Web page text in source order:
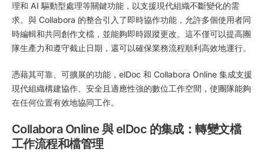
理和 AI 驅動型處理等關鍵功能，以支援現代組織不斷變化的需
求。與 Collabora 的整合引入了即時協作功能，允許多個使用者同
時編輯和共同創作文檔，並能夠即時跟蹤更改。這不僅可以提高團
隊生產力和遵守截止日期，還可以確保業務流程順利高效地運行。
憑藉其可靠、可擴展的功能，elDoc 和 Collabora Online 集成支援
現代組織構建協作、安全且適應性強的數位工作空間，使團隊能夠
在任何位置有效地協同工作。
Collabora Online 與 elDoc 的集成：轉變文檔
工作流程和檔管理